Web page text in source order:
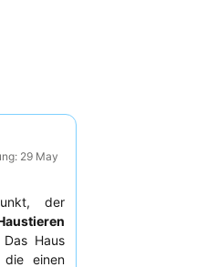
29 May
der
Haus
einen